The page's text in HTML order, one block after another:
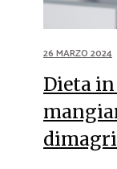
26 MARZO 2024
Dieta in